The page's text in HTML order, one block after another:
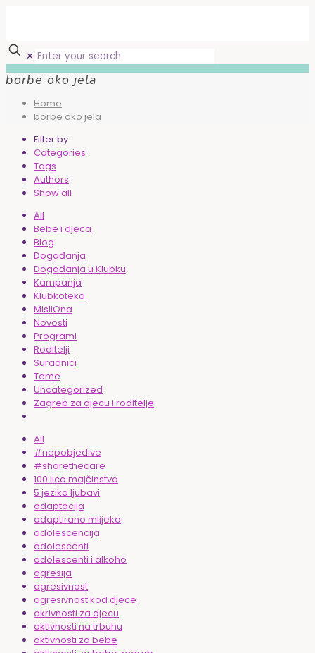
✕
borbe oko jela
Home
borbe oko jela
Filter by
Categories
Tags
Authors
Show all
All
Bebe i djeca
Blog
Događanja
Događanja u Klubku
Kampanja
Klubkoteka
MisliOna
Novosti
Programi
Roditelji
Suradnici
Teme
Uncategorized
Zagreb za djecu i roditelje
All
#nepobjedive
#sharethecare
100 lica majčinstva
5 jezika ljubavi
adaptacija
adaptirano mlijeko
adolescencija
adolescenti
adolescenti i alkoho
agresija
agresivnost
agresivnost kod djece
akrivnosti za djecu
aktivnosti na trbuhu
aktivnosti za bebe